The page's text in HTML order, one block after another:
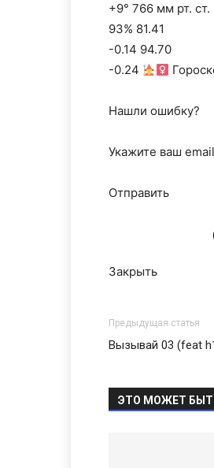
+9° 766 мм рт. ст.
93% 81.41
-0.14 94.70
-0.24
Нашли ошибку?
Укажите ваш
Отправить
Закрыть
Предыдущая статья
Вызывай 03 (feat
ЭТО МОЖЕТ